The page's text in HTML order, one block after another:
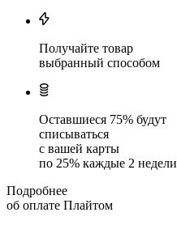
Получайте товар
выбранный способом
Оставшиеся 75% будут
списываться
с вашей карты
по 25% каждые 2 недели
Подробнее
об оплате Плайтом